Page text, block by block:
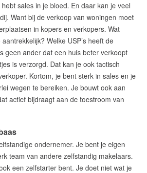
sales in je bloed. En daar kan je veel
Want bij de verkoop van woningen moet
in kopers en verkopers. Wat
Welke USP’s heeft de
geen ander dat een huis beter verkoopt
is verzorgd. Dat kan je ook tactisch
Kortom, je bent sterk in sales en je
wegen te bereiken. Je bouwt ook aan
actief bijdraagt aan de toestroom van
ondernemer. Je bent je eigen
team van andere zelfstandig makelaars.
een zelfstarter bent. Je doet niet wat je